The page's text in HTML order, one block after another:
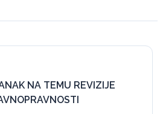
NA TEMU REVIZIJE